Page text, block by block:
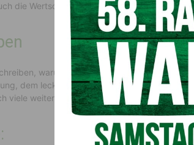
die Wertschacher Trachtenkapelle für
warum Grillen den meisten Menschen
dem leckeren Geruch, den netten
viele weitere Gründe, aber eines ist klar: